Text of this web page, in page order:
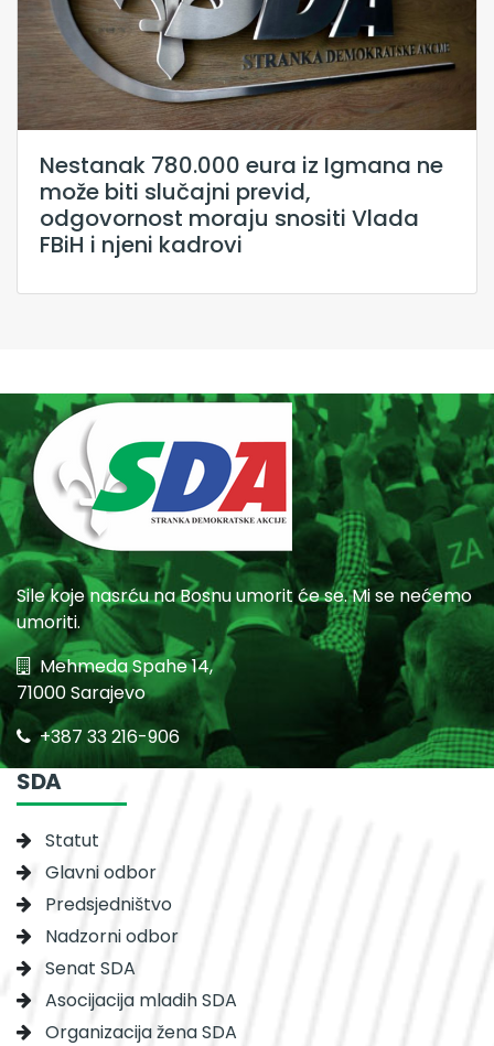
Nestanak 780.000 eura iz Igmana ne
može biti slučajni previd,
odgovornost moraju snositi Vlada
FBiH i njeni kadrovi
Sile koje nasrću na Bosnu umorit će se. Mi se nećemo
umoriti.
Mehmeda Spahe 14,
71000 Sarajevo
+387 33 216-906
SDA
Statut
Glavni odbor
Predsjedništvo
Nadzorni odbor
Senat SDA
Asocijacija mladih SDA
Organizacija žena SDA